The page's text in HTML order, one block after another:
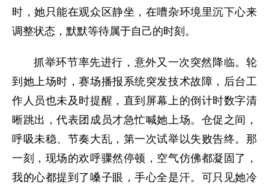
时，她只能在观众区静坐，在嘈杂环境里沉下心来
调整状态，默默等待属于自己的时刻。
抓举环节率先进行，意外又一次突然降临。轮
到她上场时，赛场播报系统突发技术故障，后台工
作人员也未及时提醒，直到屏幕上的倒计时数字清
晰跳出，代表团成员才急忙喊她上场。仓促之间，
呼吸未稳、节奏大乱，第一次试举以失败告终。那
一刻，现场的欢呼骤然停顿，空气仿佛都凝固了，
我的心都提到了嗓子眼，手心全是汗。可只见她冷